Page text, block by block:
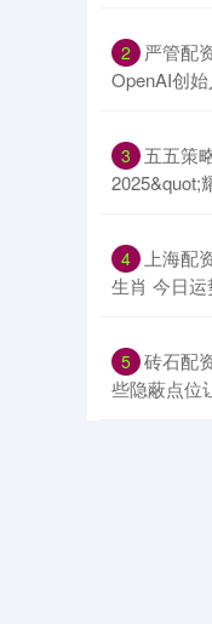
2
严管配
OpenAI创
3
五五策
2025&quot;
4
上海配
生肖 今日运
5 砖石配
些隐蔽点位